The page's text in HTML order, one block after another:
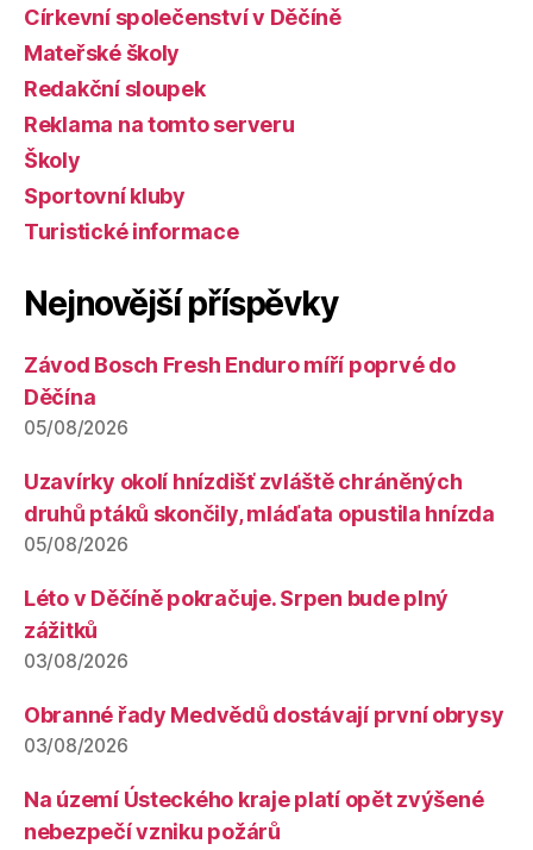
Církevní společenství v Děčíně
Mateřské školy
Redakční sloupek
Reklama na tomto serveru
Školy
Sportovní kluby
Turistické informace
Nejnovější příspěvky
Závod Bosch Fresh Enduro míří poprvé do
Děčína
05/08/2026
Uzavírky okolí hnízdišť zvláště chráněných
druhů ptáků skončily, mláďata opustila hnízda
05/08/2026
Léto v Děčíně pokračuje. Srpen bude plný
zážitků
03/08/2026
Obranné řady Medvědů dostávají první obrysy
03/08/2026
Na území Ústeckého kraje platí opět zvýšené
nebezpečí vzniku požárů